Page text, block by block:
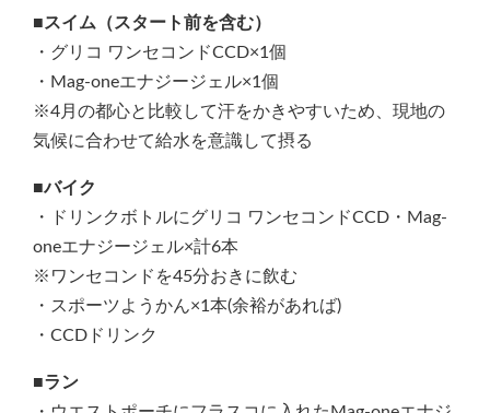
■スイム（スタート前を含む）
・グリコ ワンセコンドCCD×1個
・Mag-oneエナジージェル×1個
※4月の都心と比較して汗をかきやすいため、現地の
気候に合わせて給水を意識して摂る
■バイク
・ドリンクボトルにグリコ ワンセコンドCCD・Mag-
oneエナジージェル×計6本
※ワンセコンドを45分おきに飲む
・スポーツようかん×1本(余裕があれば)
・CCDドリンク
■ラン